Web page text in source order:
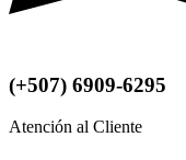
(+507) 6909-6295
Atención al Cliente